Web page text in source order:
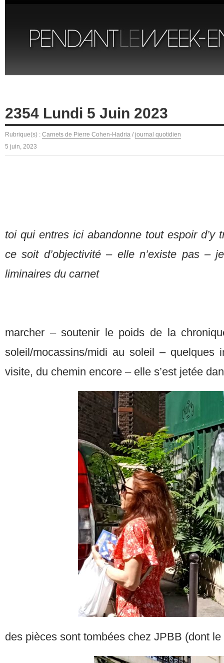
2354 Lundi 5 Juin 2023
Rubrique(s) : Carnets de Pierre Cohen-Hadria / journal quotidien
5 juin, 2023
toi qui entres ici abandonne tout espoir d’y
ce soit d’objectivité – elle n’existe pas –
liminaires du carnet
marcher – soutenir le poids de la
soleil/mocassins/midi au soleil – quelques
visite, du chemin encore – elle s’est jetée
des pièces sont tombées chez JPBB (dont le